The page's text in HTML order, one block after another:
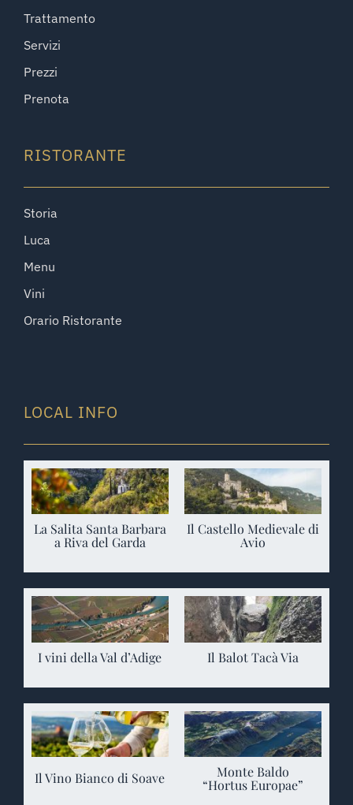
Trattamento
Servizi
Prezzi
Prenota
RISTORANTE
Storia
Luca
Menu
Vini
Orario Ristorante
LOCAL INFO
La Salita Santa Barbara
a Riva del Garda
Il Castello Medievale di
Avio
I vini della Val d’Adige Il Balot Tacà Via
Il Vino Bianco di Soave
Monte Baldo
“Hortus Europae”